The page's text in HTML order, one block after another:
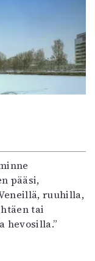
pääsi,
ruuhilla,
tai
hevosilla.”